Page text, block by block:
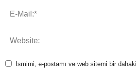
Ismimi, e-postamı ve web sitemi bir dahaki